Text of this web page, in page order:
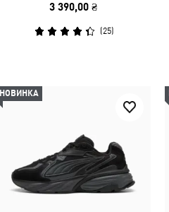
3 390,00 ₴
(25)
НОВИНКА